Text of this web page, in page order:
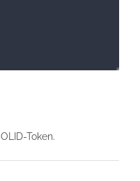
Token.